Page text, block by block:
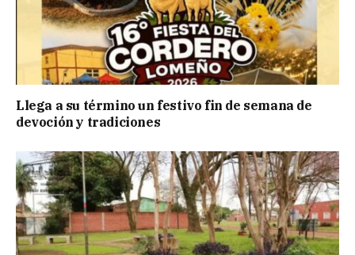
Llega a su término un festivo fin de semana de
devoción y tradiciones